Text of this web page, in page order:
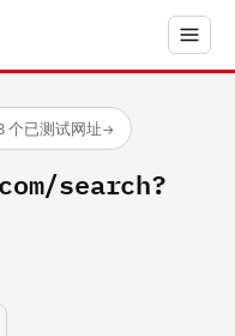
个已测试网址→
search?